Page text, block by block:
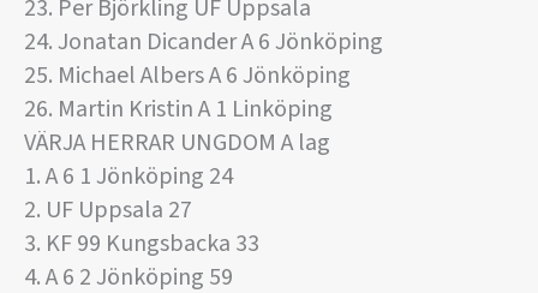
23. Per Björkling UF Uppsala
24. Jonatan Dicander A 6 Jönköping
25. Michael Albers A 6 Jönköping
26. Martin Kristin A 1 Linköping
VÄRJA HERRAR UNGDOM A lag
1. A 6 1 Jönköping 24
2. UF Uppsala 27
3. KF 99 Kungsbacka 33
4. A 6 2 Jönköping 59